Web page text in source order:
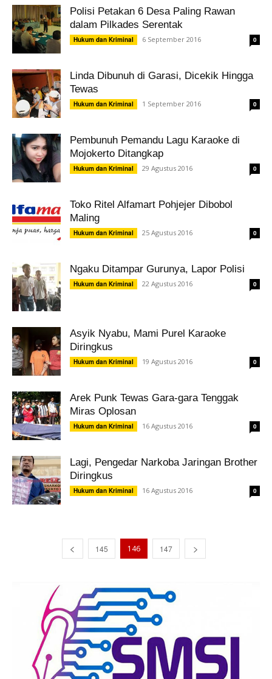
Polisi Petakan 6 Desa Paling Rawan
dalam Pilkades Serentak
Hukum dan Kriminal 6 September 2016 0
Linda Dibunuh di Garasi, Dicekik Hingga
Tewas
Hukum dan Kriminal 1 September 2016 0
Pembunuh Pemandu Lagu Karaoke di
Mojokerto Ditangkap
Hukum dan Kriminal 29 Agustus 2016 0
Toko Ritel Alfamart Pohjejer Dibobol
Maling
Hukum dan Kriminal 25 Agustus 2016 0
Ngaku Ditampar Gurunya, Lapor Polisi
Hukum dan Kriminal 22 Agustus 2016 0
Asyik Nyabu, Mami Purel Karaoke
Diringkus
Hukum dan Kriminal 19 Agustus 2016 0
Arek Punk Tewas Gara-gara Tenggak
Miras Oplosan
Hukum dan Kriminal 16 Agustus 2016 0
Lagi, Pengedar Narkoba Jaringan Brother
Diringkus
Hukum dan Kriminal 16 Agustus 2016 0
145 146 147